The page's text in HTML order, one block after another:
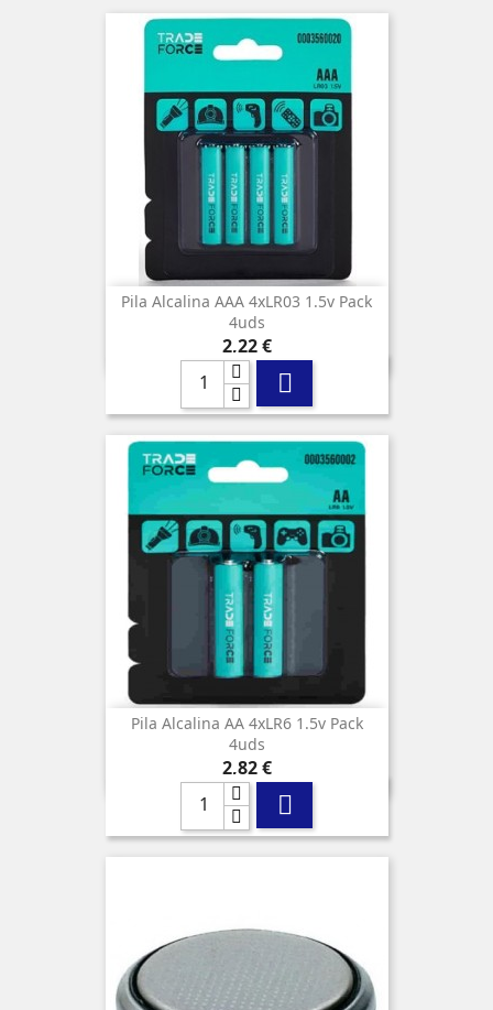
Pila Alcalina AAA 4xLR03 1.5v Pack
4uds
Precio
2,22 €

Pila Alcalina AA 4xLR6 1.5v Pack
4uds
Precio
2,82 €
